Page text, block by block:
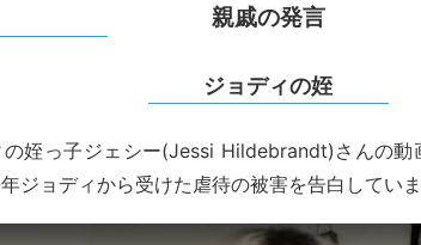
親戚の発言
ジョディの姪
姪っ子ジェシー(Jessi Hildebrandt)さんの動
ジョディから受けた虐待の被害を告白していま